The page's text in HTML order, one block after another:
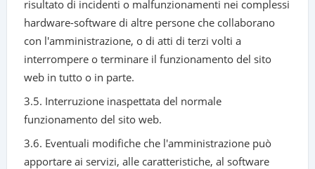
risultato di incidenti o malfunzionamenti nei complessi
hardware-software di altre persone che collaborano
con l'amministrazione, o di atti di terzi volti a
interrompere o terminare il funzionamento del sito
web in tutto o in parte.
3.5. Interruzione inaspettata del normale
funzionamento del sito web.
3.6. Eventuali modifiche che l'amministrazione può
apportare ai servizi, alle caratteristiche, al software